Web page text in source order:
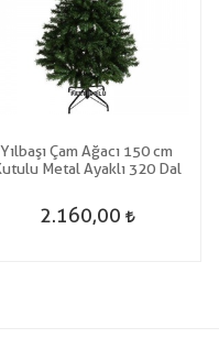
Yılbaşı Çam Ağacı 150 cm
Metal Ayaklı 320 Dal
2.160,00